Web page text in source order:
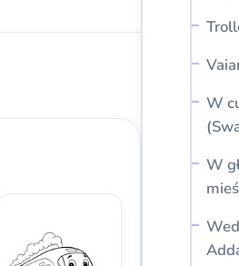
W
W